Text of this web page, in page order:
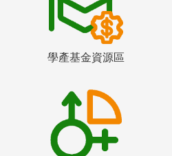
學產基金資源區